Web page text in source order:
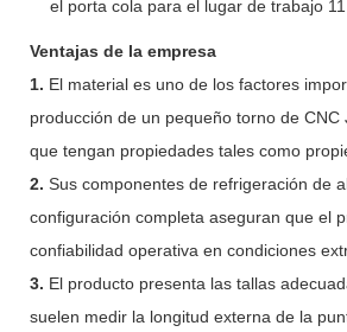
Ventajas de la empresa
1. El material es uno de los factores
producción de un pequeño torno de CNC
que tengan propiedades tales como
2. Sus componentes de refrigeración de
configuración completa aseguran que el
confiabilidad operativa en condiciones
3. El producto presenta las tallas
suelen medir la longitud externa de la